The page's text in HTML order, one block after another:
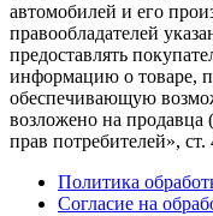
автомобилей и его
правообладателей
предоставлять
информацию о товаре,
обеспечивающую
возложено на продавца
прав потребителей»,
Политика
Согласие на